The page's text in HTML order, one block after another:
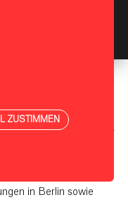
ZUSTIMMEN
zu erleben, die unser
multidisziplinäre
Emotion,
Existenz. Nach
Kunstakademie in
Seit 2022
Arbeiten wird der
geometrischen,
– die Grenzen
Seine Werke
in Berlin sowie